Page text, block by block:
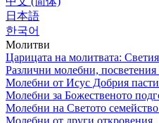
日本語
한국어
Молитви
Царицата на молитвата:
Различни молебни,
Молебни от Исус Добрия
Молебни за Божественото
Молебни на Светото
Молебни от други откровения